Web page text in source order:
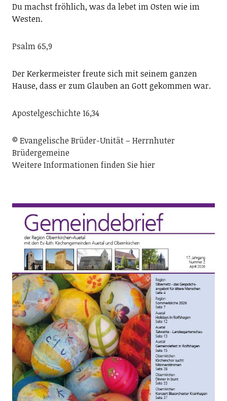
Du machst fröhlich, was da lebet im Osten wie im
Westen.
Psalm 65,9
Der Kerkermeister freute sich mit seinem ganzen
Hause, dass er zum Glauben an Gott gekommen war.
Apostelgeschichte 16,34
© Evangelische Brüder-Unität – Herrnhuter
Brüdergemeine
Weitere Informationen finden Sie hier